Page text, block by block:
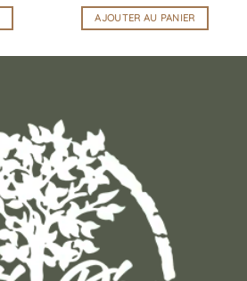
AJOUTER AU PANIER